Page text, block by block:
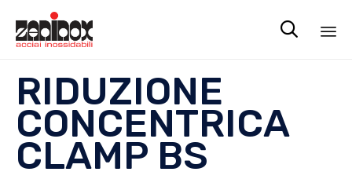

RIDUZIONE
CONCENTRICA
CLAMP BS